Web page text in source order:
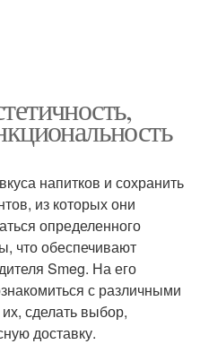
напитков и сохранить
из которых они
определенного
что обеспечивают
Smeg. На его
с различными
сделать выбор,
доставку.